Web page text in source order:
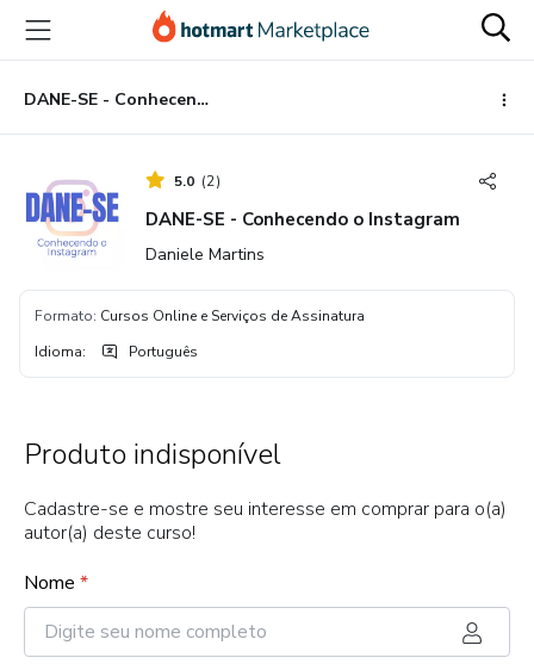
para
conteúdo
principal
para
pagamento
para
rodapé
DANE-SE - Conhecendo o Instagram
5.0 (2)
DANE-SE - Conhecendo o Instagram
Daniele Martins
Formato: Cursos Online e Serviços de Assinatura
Idioma: Português
Produto indisponível
Cadastre-se e mostre seu interesse em comprar para o(a)
autor(a) deste curso!
Nome *